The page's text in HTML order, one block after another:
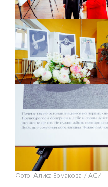
Фото: Алиса Ермакова / АСИ